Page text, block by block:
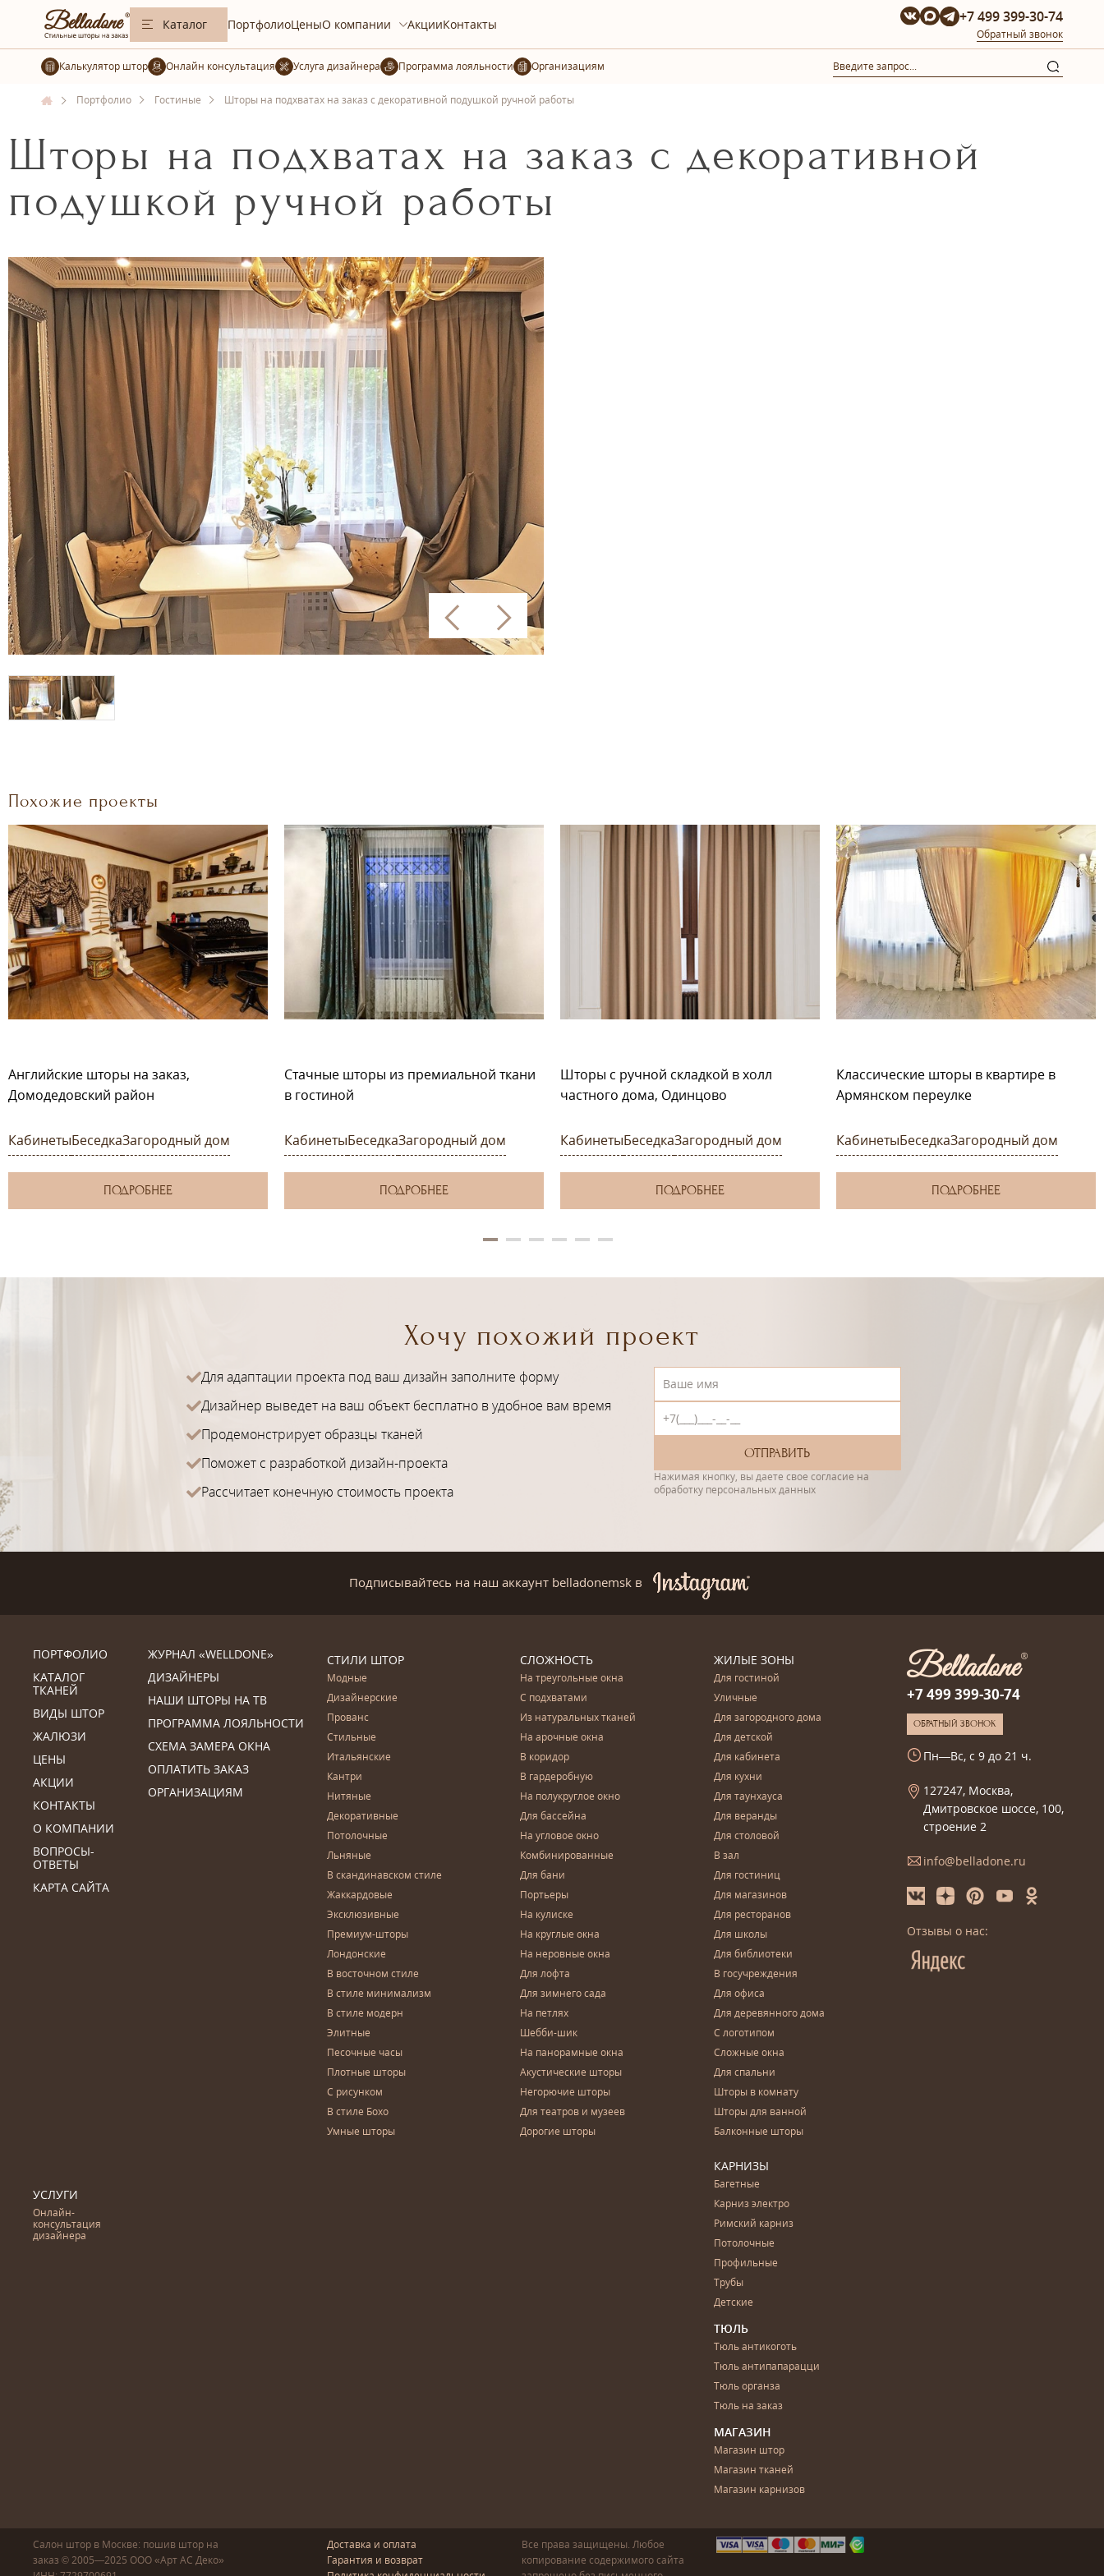
Каталог ПортфолиоЦеныО компании АкцииКонтакты +7 499 399-30-74
Обратный звонок
Калькулятор штор Услуга дизайнера Организациям
Портфолио Гостиные Шторы на подхватах на заказ с декоративной подушкой ручной работы
Шторы на подхватах на заказ с декоративной
подушкой ручной работы
Похожие проекты
Английские шторы на заказ,
Домодедовский район
КабинетыБеседкаЗагородный дом
ПОДРОБНЕЕ
Стачные шторы из премиальной ткани
в гостиной
КабинетыБеседкаЗагородный дом
ПОДРОБНЕЕ
Шторы c ручной складкой в холл
частного дома, Одинцово
КабинетыБеседкаЗагородный дом
ПОДРОБНЕЕ
Классические шторы в квартире в
Армянском переулке
КабинетыБеседкаЗагородный дом
ПОДРОБНЕЕ
Хочу похожий проект
Для адаптации проекта под ваш дизайн заполните форму
Дизайнер выведет на ваш объект бесплатно в удобное вам время
Продемонстрирует образцы тканей
Поможет с разработкой дизайн-проекта
Рассчитает конечную стоимость проекта
Нажимая кнопку, вы даете свое согласие на
обработку персональных данных
Подписывайтесь на наш аккаунт belladonemsk в
ПОРТФОЛИО
КАТАЛОГ
ТКАНЕЙ
ВИДЫ ШТОР
ЖАЛЮЗИ
ЦЕНЫ
АКЦИИ
КОНТАКТЫ
О КОМПАНИИ
ВОПРОСЫ-
ОТВЕТЫ
КАРТА САЙТА
ЖУРНАЛ «WELLDONE»
ДИЗАЙНЕРЫ
НАШИ ШТОРЫ НА ТВ
ПРОГРАММА ЛОЯЛЬНОСТИ
СХЕМА ЗАМЕРА ОКНА
ОПЛАТИТЬ ЗАКАЗ
ОРГАНИЗАЦИЯМ
УСЛУГИ
Онлайн-
консультация
дизайнера
СТИЛИ ШТОР
Модные
Дизайнерские
Прованс
Стильные
Итальянские
Кантри
Нитяные
Декоративные
Потолочные
Льняные
В скандинавском стиле
Жаккардовые
Эксклюзивные
Премиум-шторы
Лондонские
В восточном стиле
В стиле минимализм
В стиле модерн
Элитные
Песочные часы
Плотные шторы
С рисунком
В стиле Бохо
Умные шторы
СЛОЖНОСТЬ
На треугольные окна
С подхватами
Из натуральных тканей
На арочные окна
В коридор
В гардеробную
На полукруглое окно
Для бассейна
На угловое окно
Комбинированные
Для бани
Портьеры
На кулиске
На круглые окна
На неровные окна
Для лофта
Для зимнего сада
На петлях
Шебби-шик
На панорамные окна
Акустические шторы
Негорючие шторы
Для театров и музеев
Дорогие шторы
ЖИЛЫЕ ЗОНЫ
Для гостиной
Уличные
Для загородного дома
Для детской
Для кабинета
Для кухни
Для таунхауса
Для веранды
Для столовой
В зал
Для гостиниц
Для магазинов
Для ресторанов
Для школы
Для библиотеки
В госучреждения
Для офиса
Для деревянного дома
С логотипом
Сложные окна
Для спальни
Шторы в комнату
Шторы для ванной
Балконные шторы
КАРНИЗЫ
Багетные
Карниз электро
Римский карниз
Потолочные
Профильные
Трубы
Детские
ТЮЛЬ
Тюль антикоготь
Тюль антипапарацци
Тюль органза
Тюль на заказ
МАГАЗИН
Магазин штор
Магазин тканей
Магазин карнизов
+7 499 399-30-74
ОБРАТНЫЙ ЗВОНОК
Пн—Вс, с 9 до 21 ч.
127247, Москва,
Дмитровское шоссе, 100,
строение 2
info@belladone.ru
Отзывы о нас:
Салон штор в Москве: пошив штор на
заказ © 2005—2025 ООО «Арт АС Деко»
Доставка и оплата
Гарантия и возврат
Все права защищены. Любое
копирование содержимого сайта